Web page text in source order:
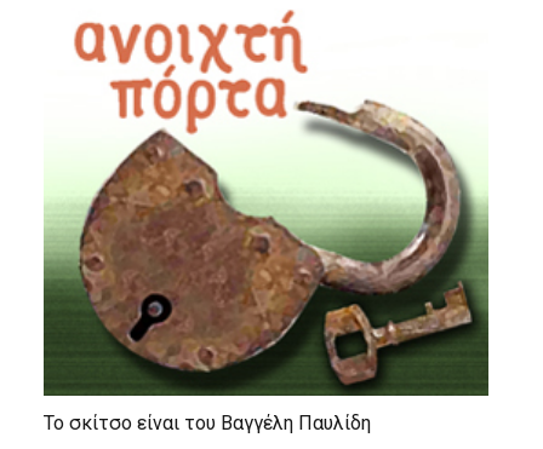
Το σκίτσο είναι του Βαγγέλη Παυλίδη